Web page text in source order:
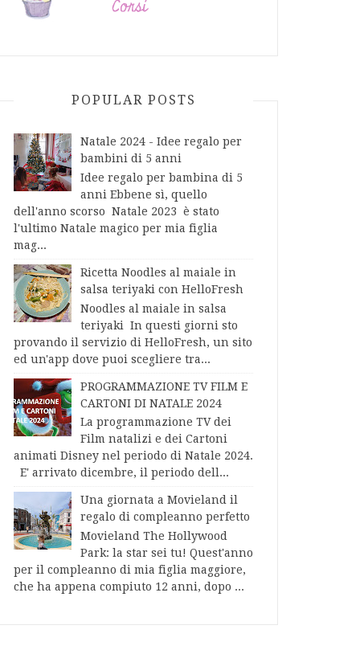
POPULAR POSTS
Natale 2024 - Idee regalo per
bambini di 5 anni
Idee regalo per bambina di 5
anni Ebbene sì, quello
dell'anno scorso Natale 2023 è stato
l'ultimo Natale magico per mia figlia
mag...
Ricetta Noodles al maiale in
salsa teriyaki con HelloFresh
Noodles al maiale in salsa
teriyaki In questi giorni sto
provando il servizio di HelloFresh, un sito
ed un'app dove puoi scegliere tra...
PROGRAMMAZIONE TV FILM E
CARTONI DI NATALE 2024
La programmazione TV dei
Film natalizi e dei Cartoni
animati Disney nel periodo di Natale 2024.
E' arrivato dicembre, il periodo dell...
Una giornata a Movieland il
regalo di compleanno perfetto
Movieland The Hollywood
Park: la star sei tu! Quest'anno
per il compleanno di mia figlia maggiore,
che ha appena compiuto 12 anni, dopo ...